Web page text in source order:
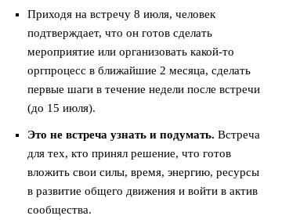
Приходя на встречу 8 июля, человек
подтверждает, что он готов сделать
мероприятие или организовать какой-то
оргпроцесс в ближайшие 2 месяца, сделать
первые шаги в течение недели после встречи
(до 15 июля).
Это не встреча узнать и подумать. Встреча
для тех, кто принял решение, что готов
вложить свои силы, время, энергию, ресурсы
в развитие общего движения и войти в актив
сообщества.